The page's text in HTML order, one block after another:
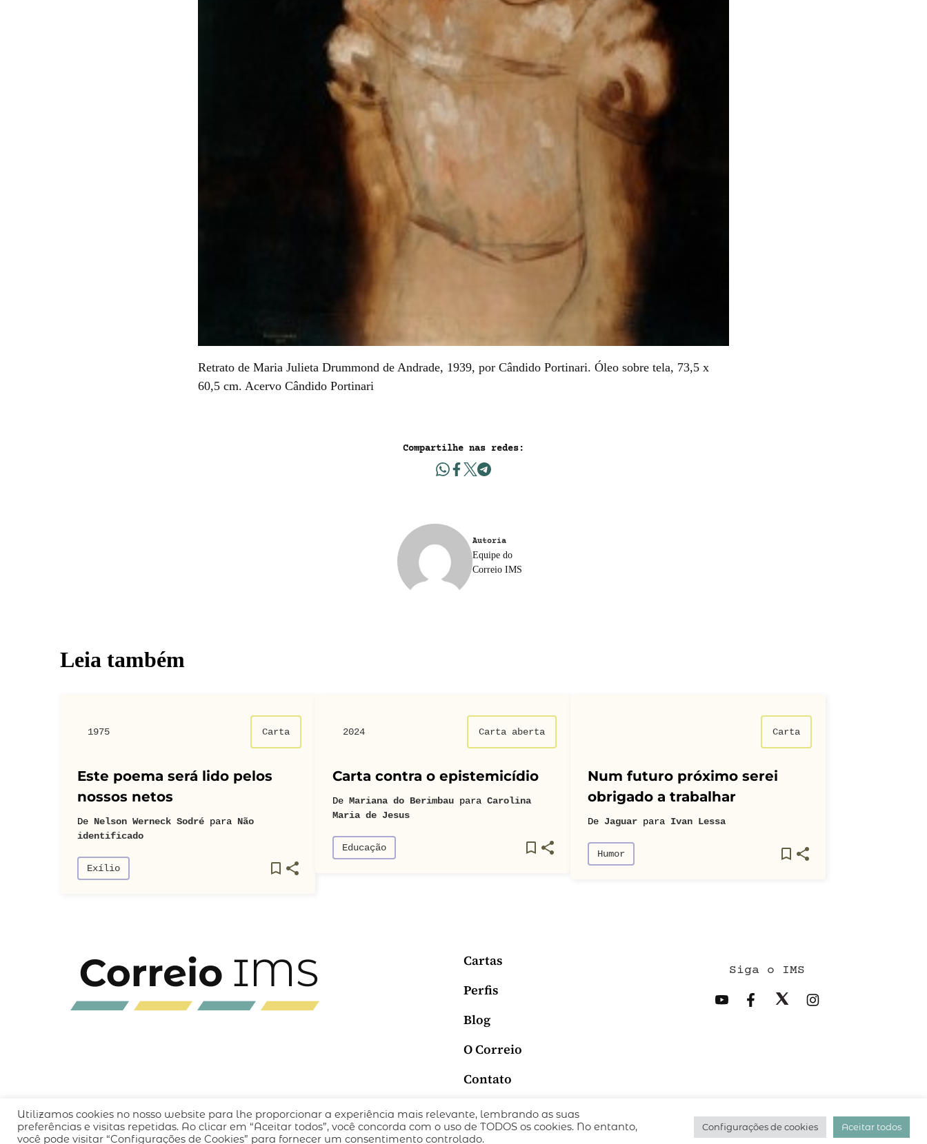
Retrato de Maria Julieta Drummond de Andrade, 1939, por Cândido Portinari. Óleo sobre tela, 73,5 x
60,5 cm. Acervo Cândido Portinari
Compartilhe nas redes:
Autoria
Equipe do
Correio IMS
Leia também
1975 Carta
Este poema será lido pelos
nossos netos
De Nelson Werneck Sodré para Não
identificado
Exílio
2024 Carta aberta
Carta contra o epistemicídio
De Mariana do Berimbau para Carolina
Maria de Jesus
Educação
Carta
Num futuro próximo serei
obrigado a trabalhar
De Jaguar para Ivan Lessa
Humor
Cartas
Perfis
Blog
O Correio
Contato
Siga o IMS
QUEM SOMOS CÓDIGO DE CONDUTA POLÍTICA DE PRIVACIDADE TERMOS DE USO desenvolvido pelo hacklab/
Utilizamos cookies no nosso website para lhe proporcionar a experiência mais relevante, lembrando as suas
preferências e visitas repetidas. Ao clicar em “Aceitar todos”, você concorda com o uso de TODOS os cookies. No entanto,
você pode visitar “Configurações de Cookies” para fornecer um consentimento controlado.
Configurações de cookies Aceitar todos